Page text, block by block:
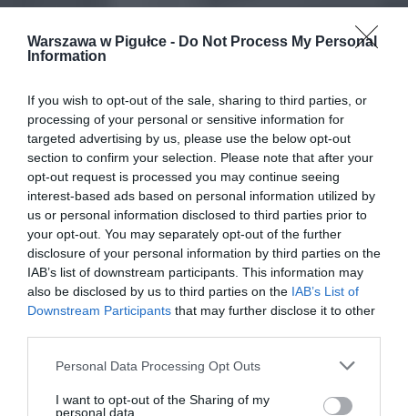
Warszawa w Pigułce - Do Not Process My Personal
Information
If you wish to opt-out of the sale, sharing to third parties, or
processing of your personal or sensitive information for
targeted advertising by us, please use the below opt-out
section to confirm your selection. Please note that after your
opt-out request is processed you may continue seeing
interest-based ads based on personal information utilized by
us or personal information disclosed to third parties prior to
your opt-out. You may separately opt-out of the further
disclosure of your personal information by third parties on the
IAB’s list of downstream participants. This information may
also be disclosed by us to third parties on the IAB’s List of
Downstream Participants that may further disclose it to other
Personal Data Processing Opt Outs
I want to opt-out of the Sharing of my
personal data.